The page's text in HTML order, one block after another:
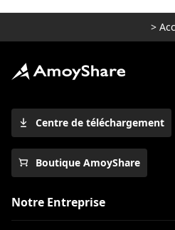
>
Centre de téléchargement
Boutique AmoyShare
Notre Entreprise